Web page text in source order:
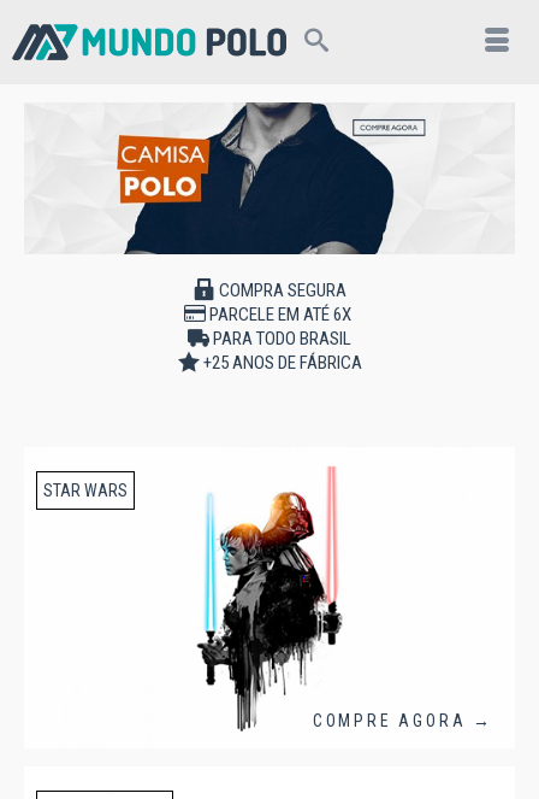
COMPRA SEGURA
PARCELE EM ATÉ 6X
PARA TODO BRASIL
+25 ANOS DE FÁBRICA
STAR WARS
COMPRE AGORA →